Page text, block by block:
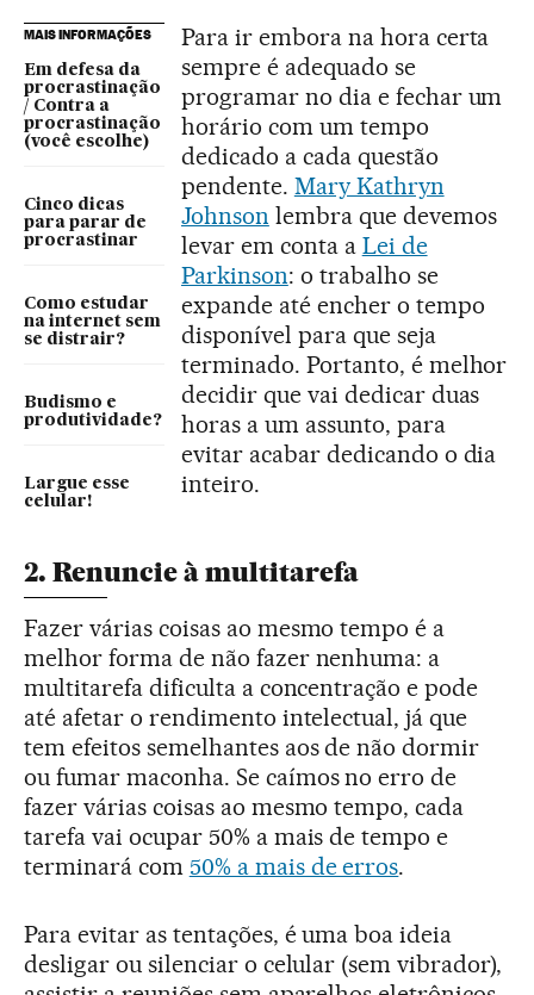
MAIS INFORMAÇÕES
Em defesa da
procrastinação
/ Contra a
procrastinação
(você escolhe)
Cinco dicas
para parar de
procrastinar
Como estudar
na internet sem
se distrair?
Budismo e
produtividade?
Largue esse
celular!
Para ir embora na hora certa
sempre é adequado se
programar no dia e fechar um
horário com um tempo
dedicado a cada questão
pendente. Mary Kathryn
Johnson lembra que devemos
levar em conta a Lei de
Parkinson: o trabalho se
expande até encher o tempo
disponível para que seja
terminado. Portanto, é melhor
decidir que vai dedicar duas
horas a um assunto, para
evitar acabar dedicando o dia
inteiro.
2. Renuncie à multitarefa
Fazer várias coisas ao mesmo tempo é a
melhor forma de não fazer nenhuma: a
multitarefa dificulta a concentração e pode
até afetar o rendimento intelectual, já que
tem efeitos semelhantes aos de não dormir
ou fumar maconha. Se caímos no erro de
fazer várias coisas ao mesmo tempo, cada
tarefa vai ocupar 50% a mais de tempo e
terminará com 50% a mais de erros.
Para evitar as tentações, é uma boa ideia
desligar ou silenciar o celular (sem vibrador),